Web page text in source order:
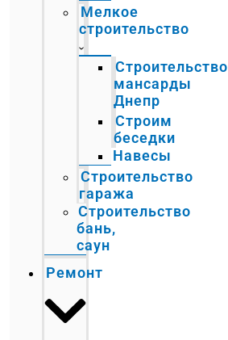
Мелкое
строительство
Строительство
мансарды
Днепр
Строим
беседки
Навесы
Строительство
гаража
Строительство
бань,
саун
Ремонт